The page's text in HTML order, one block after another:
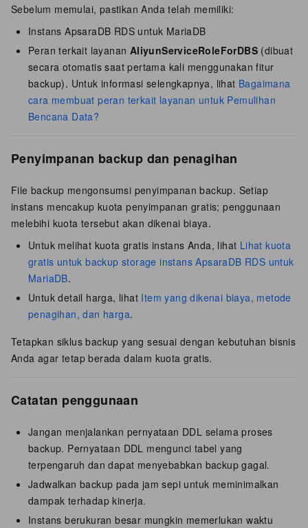
Sebelum memulai, pastikan Anda telah memiliki:
Instans ApsaraDB RDS untuk MariaDB
Peran terkait layanan AliyunServiceRoleForDBS (dibuat
secara otomatis saat pertama kali menggunakan fitur
backup). Untuk informasi selengkapnya, lihat Bagaimana
cara membuat peran terkait layanan untuk Pemulihan
Bencana Data?
Penyimpanan backup dan penagihan
File backup mengonsumsi penyimpanan backup. Setiap
instans mencakup kuota penyimpanan gratis; penggunaan
melebihi kuota tersebut akan dikenai biaya.
Untuk melihat kuota gratis instans Anda, lihat Lihat kuota
gratis untuk backup storage instans ApsaraDB RDS untuk
MariaDB.
Untuk detail harga, lihat Item yang dikenai biaya, metode
penagihan, dan harga.
Tetapkan siklus backup yang sesuai dengan kebutuhan bisnis
Anda agar tetap berada dalam kuota gratis.
Catatan penggunaan
Jangan menjalankan pernyataan DDL selama proses
backup. Pernyataan DDL mengunci tabel yang
terpengaruh dan dapat menyebabkan backup gagal.
Jadwalkan backup pada jam sepi untuk meminimalkan
dampak terhadap kinerja.
Instans berukuran besar mungkin memerlukan waktu